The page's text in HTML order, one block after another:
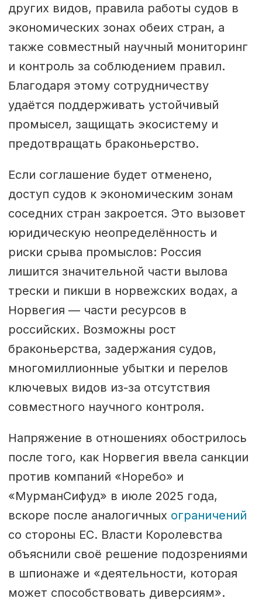
других видов, правила работы судов в
экономических зонах обеих стран, а
также совместный научный мониторинг
и контроль за соблюдением правил.
Благодаря этому сотрудничеству
удаётся поддерживать устойчивый
промысел, защищать экосистему и
предотвращать браконьерство.
Если соглашение будет отменено,
доступ судов к экономическим зонам
соседних стран закроется. Это вызовет
юридическую неопределённость и
риски срыва промыслов: Россия
лишится значительной части вылова
трески и пикши в норвежских водах, а
Норвегия — части ресурсов в
российских. Возможны рост
браконьерства, задержания судов,
многомиллионные убытки и перелов
ключевых видов из-за отсутствия
совместного научного контроля.
Напряжение в отношениях обострилось
после того, как Норвегия ввела санкции
против компаний «Норебо» и
«МурманСифуд» в июле 2025 года,
вскоре после аналогичных ограничений
со стороны ЕС. Власти Королевства
объяснили своё решение подозрениями
в шпионаже и «деятельности, которая
может способствовать диверсиям».